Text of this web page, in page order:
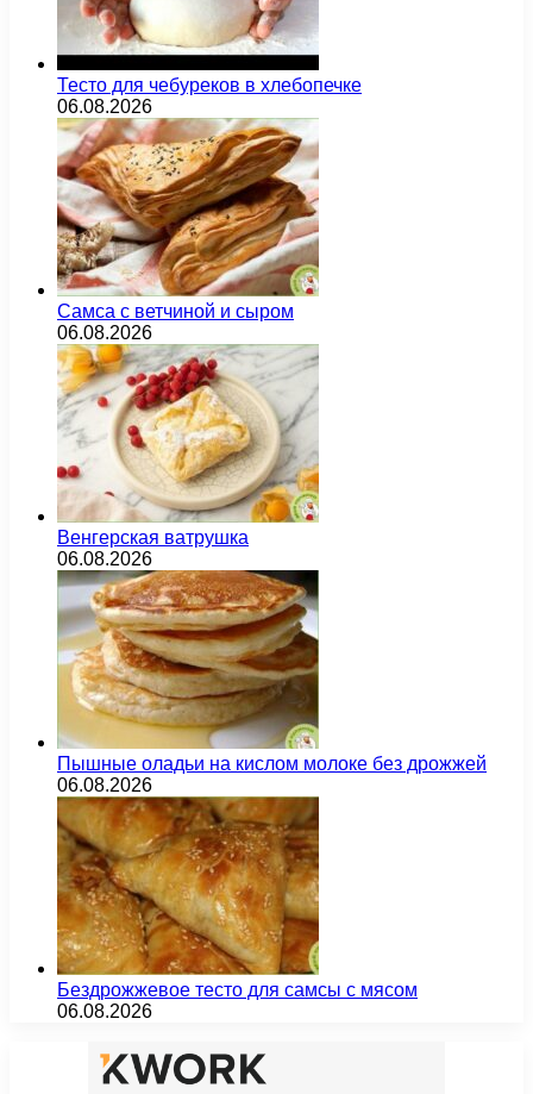
Тесто для чебуреков в хлебопечке
06.08.2026
Самса с ветчиной и сыром
06.08.2026
Венгерская ватрушка
06.08.2026
Пышные оладьи на кислом молоке без дрожжей
06.08.2026
Бездрожжевое тесто для самсы с мясом
06.08.2026